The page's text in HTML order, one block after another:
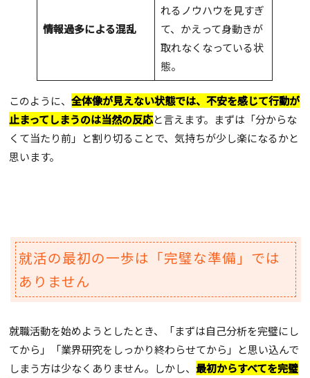
情報過多による混乱
れるノウハウを見すぎ
て、かえって身動きが
取れなくなっている状
態。
このように、全体像が見えない状態では、不安を感じて行動が
止まってしまうのは当然の反応と言えます。まずは「分からな
くて当たり前」と割り切ることで、気持ちが少し楽になるかと
思います。
就活の最初の一歩は「完璧な準備」では
ありません
就職活動を始めようとしたとき、「まずは自己分析を完璧にし
てから」「業界研究をしっかり終わらせてから」と思い込んで
しまう方は少なくありません。しかし、最初からすべてを完璧